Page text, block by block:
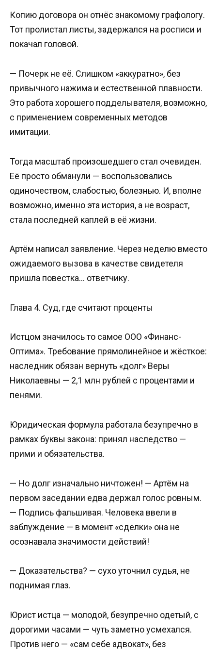
Копию договора он отнёс знакомому графологу.
Тот пролистал листы, задержался на росписи и
покачал головой.
— Почерк не её. Слишком «аккуратно», без
привычного нажима и естественной плавности.
Это работа хорошего подделывателя, возможно,
с применением современных методов
имитации.
Тогда масштаб произошедшего стал очевиден.
Её просто обманули — воспользовались
одиночеством, слабостью, болезнью. И, вполне
возможно, именно эта история, а не возраст,
стала последней каплей в её жизни.
Артём написал заявление. Через неделю вместо
ожидаемого вызова в качестве свидетеля
пришла повестка… ответчику.
Глава 4. Суд, где считают проценты
Истцом значилось то самое ООО «Финанс-
Оптима». Требование прямолинейное и жёсткое:
наследник обязан вернуть «долг» Веры
Николаевны — 2,1 млн рублей с процентами и
пенями.
Юридическая формула работала безупречно в
рамках буквы закона: принял наследство —
прими и обязательства.
— Но долг изначально ничтожен! — Артём на
первом заседании едва держал голос ровным.
— Подпись фальшивая. Человека ввели в
заблуждение — в момент «сделки» она не
осознавала значимости действий!
— Доказательства? — сухо уточнил судья, не
поднимая глаз.
Юрист истца — молодой, безупречно одетый, с
дорогими часами — чуть заметно усмехался.
Против него — «сам себе адвокат», без